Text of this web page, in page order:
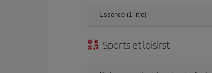
Essence (1 litre)
Sports et loisirst